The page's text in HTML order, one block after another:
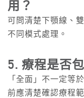
用？
可問清楚下顎線、
不同模式處理。
5. 療程是否
「全面」不一定等
前應清楚確認療程範